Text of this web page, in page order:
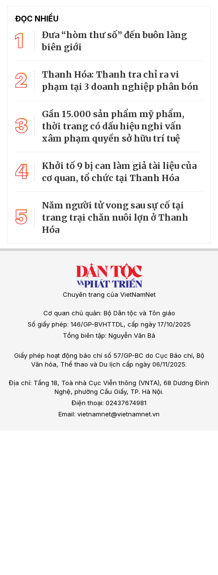
ĐỌC NHIỀU
1
Đưa “hòm thư số” đến buôn làng
biên giới
2
Thanh Hóa: Thanh tra chỉ ra vi
phạm tại 3 doanh nghiệp phân bón
3
Gần 15.000 sản phẩm mỹ phẩm,
thời trang có dấu hiệu nghi vấn
xâm phạm quyền sở hữu trí tuệ
4
Khởi tố 9 bị can làm giả tài liệu của
cơ quan, tổ chức tại Thanh Hóa
5
Năm người tử vong sau sự cố tại
trang trại chăn nuôi lợn ở Thanh
Hóa
Chuyên trang của VietNamNet
Cơ quan chủ quản: Bộ Dân tộc và Tôn giáo
Số giấy phép: 146/GP-BVHTTDL, cấp ngày 17/10/2025
Tổng biên tập: Nguyễn Văn Bá
Giấy phép hoạt động báo chí số 57/GP-BC do Cục Báo chí, Bộ
Văn hóa, Thể thao và Du lịch cấp ngày 06/11/2025.
Địa chỉ: Tầng 18, Toà nhà Cục Viễn thông (VNTA), 68 Dương Đình
Nghệ, phường Cầu Giấy, TP. Hà Nội.
Điện thoại: 02437674981
Email: vietnamnet@vietnamnet.vn